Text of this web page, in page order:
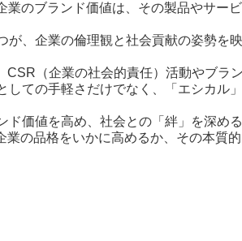
のブランド価値は、その製品やサー
、企業の倫理観と社会貢献の姿勢を
（企業の社会的責任）活動やブラ
ての手軽さだけでなく、「エシカル
価値を高め、社会との「絆」を深め
の品格をいかに高めるか、その本質